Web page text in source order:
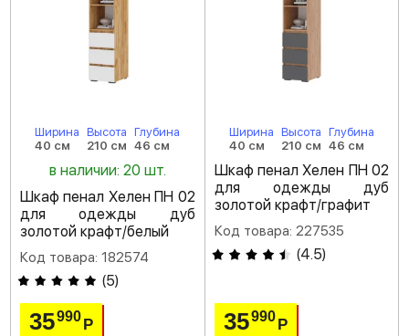
Ширина
40 см
Высота
210 см
Глубина
46 см
в наличии: 20 шт.
Шкаф пенал Хелен ПН 02
для одежды дуб
золотой крафт/белый
Код товара: 182574
(5)
35990Р
Ширина
40 см
Высота
210 см
Глубина
46 см
Шкаф пенал Хелен ПН 02
для одежды дуб
золотой крафт/графит
Код товара: 227535
(4.5)
35990 Р